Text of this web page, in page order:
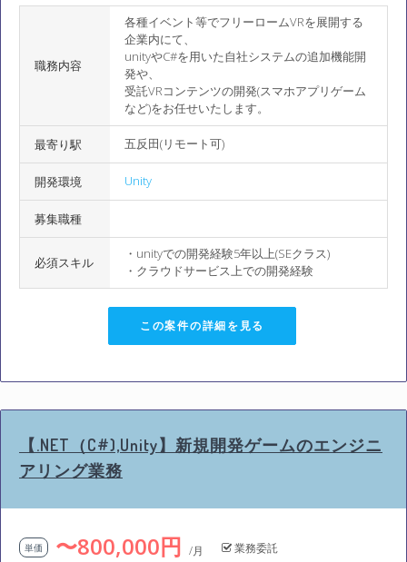
職務内容
各種イベント等でフリーロームVRを展開する
企業内にて、
unityやC#を用いた自社システムの追加機能開
発や、
受託VRコンテンツの開発(スマホアプリゲーム
など)をお任せいたします。
最寄り駅 五反田(リモート可)
開発環境 Unity
募集職種
必須スキル
・unityでの開発経験5年以上(SEクラス)
・クラウドサービス上での開発経験
この案件の詳細を見る
【.NET（C#),Unity】新規開発ゲームのエンジニ
アリング業務
単価 〜800,000円 /月 業務委託